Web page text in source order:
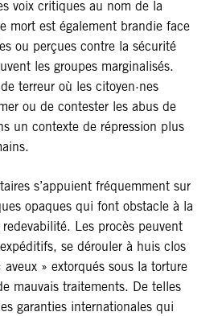
voix critiques au nom de la
mort est également brandie face
ou perçues contre la sécurité
les groupes marginalisés.
terreur où les citoyen·nes
ou de contester les abus de
un contexte de répression plus
s’appuient fréquemment sur
opaques qui font obstacle à la
Les procès peuvent
se dérouler à huis clos
aveux » extorqués sous la torture
mauvais traitements. De telles
garanties internationales qui